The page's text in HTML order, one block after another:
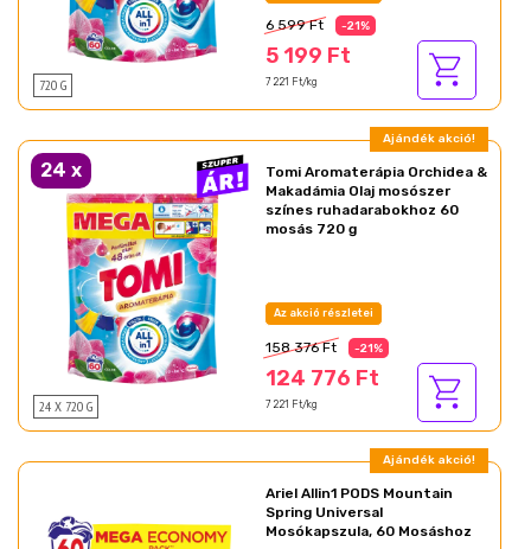
720 G
6 599 Ft -21%
5 199 Ft
7 221 Ft/kg
Ajándék akció!
24 x
24 X 720 G
Tomi Aromaterápia Orchidea &
Makadámia Olaj mosószer
színes ruhadarabokhoz 60
mosás 720 g
Az akció részletei
158 376 Ft -21%
124 776 Ft
7 221 Ft/kg
Ajándék akció!
Ariel Allin1 PODS Mountain
Spring Universal
Mosókapszula, 60 Mosáshoz